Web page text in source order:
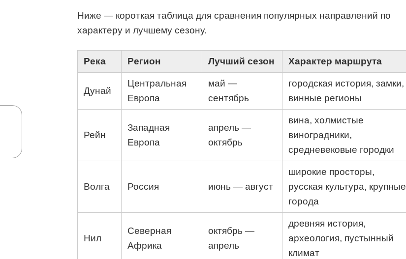
Ниже — короткая таблица для сравнения популярных направлений по
характеру и лучшему сезону.
Река Регион Лучший сезон Характер маршрута
Дунай
Центральная
Европа
май —
сентябрь
городская история, замки,
винные регионы
Рейн
Западная
Европа
апрель —
октябрь
вина, холмистые
виноградники,
средневековые городки
Волга Россия июнь — август
широкие просторы,
русская культура, крупные
города
Нил
Северная
Африка
октябрь —
апрель
древняя история,
археология, пустынный
климат